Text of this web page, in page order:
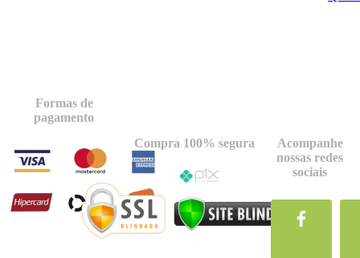
Formas de
pagamento
Compra 100% segura
Acompanhe
nossas redes
sociais